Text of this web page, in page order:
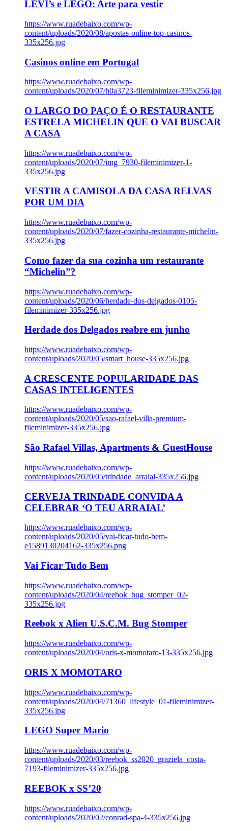
LEVI’s e LEGO: Arte para vestir
https://www.ruadebaixo.com/wp-
content/uploads/2020/08/apostas-online-top-casinos-
335x256.jpg
Casinos online em Portugal
https://www.ruadebaixo.com/wp-
content/uploads/2020/07/h0a3723-fileminimizer-335x256.jpg
O LARGO DO PAÇO É O RESTAURANTE
ESTRELA MICHELIN QUE O VAI BUSCAR
A CASA
https://www.ruadebaixo.com/wp-
content/uploads/2020/07/img_7930-fileminimizer-1-
335x256.jpg
VESTIR A CAMISOLA DA CASA RELVAS
POR UM DIA
https://www.ruadebaixo.com/wp-
content/uploads/2020/07/fazer-cozinha-restaurante-michelin-
335x256.jpg
Como fazer da sua cozinha um restaurante
“Michelin”?
https://www.ruadebaixo.com/wp-
content/uploads/2020/06/herdade-dos-delgados-0105-
fileminimizer-335x256.jpg
Herdade dos Delgados reabre em junho
https://www.ruadebaixo.com/wp-
content/uploads/2020/05/smart_house-335x256.jpg
A CRESCENTE POPULARIDADE DAS
CASAS INTELIGENTES
https://www.ruadebaixo.com/wp-
content/uploads/2020/05/sao-rafael-villa-premium-
fileminimizer-335x256.jpg
São Rafael Villas, Apartments & GuestHouse
https://www.ruadebaixo.com/wp-
content/uploads/2020/05/trindade_arraial-335x256.jpg
CERVEJA TRINDADE CONVIDA A
CELEBRAR ‘O TEU ARRAIAL’
https://www.ruadebaixo.com/wp-
content/uploads/2020/05/vai-ficar-tudo-bem-
e1589130204162-335x256.png
Vai Ficar Tudo Bem
https://www.ruadebaixo.com/wp-
content/uploads/2020/04/reebok_bug_stomper_02-
335x256.jpg
Reebok x Alien U.S.C.M. Bug Stomper
https://www.ruadebaixo.com/wp-
content/uploads/2020/04/oris-x-momotaro-13-335x256.jpg
ORIS X MOMOTARO
https://www.ruadebaixo.com/wp-
content/uploads/2020/04/71360_lifestyle_01-fileminimizer-
335x256.jpg
LEGO Super Mario
https://www.ruadebaixo.com/wp-
content/uploads/2020/03/reebok_ss2020_graziela_costa-
7193-fileminimizer-335x256.jpg
REEBOK x SS’20
https://www.ruadebaixo.com/wp-
content/uploads/2020/02/conrad-spa-4-335x256.jpg